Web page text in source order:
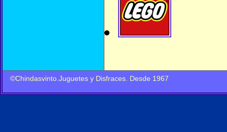
©Chindasvinto.Juguetes y Disfraces. Desde 1967